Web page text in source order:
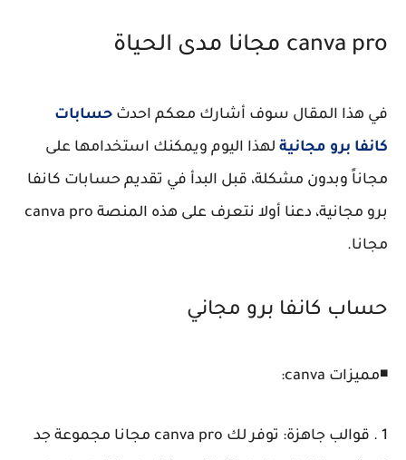
canva pro مجانا مدى الحياة
في هذا المقال سوف أشارك معكم احدث حسابات
كانفا برو مجانية لهذا اليوم ويمكنك استخدامها على
مجاناً وبدون مشكلة، قبل البدأ في تقديم حسابات كانفا
برو مجانية، دعنا أولا نتعرف على هذه المنصة canva pro
مجانا.
حساب كانفا برو مجاني
◾مميزات canva:
1 . قوالب جاهزة: توفر لك canva pro مجانا مجموعة جد